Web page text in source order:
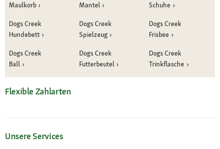
Maulkorb
Mantel
Schuhe
Dogs Creek
Hundebett
Dogs Creek
Spielzeug
Dogs Creek
Frisbee
Dogs Creek
Ball
Dogs Creek
Futterbeutel
Dogs Creek
Trinkflasche
Flexible Zahlarten
Unsere Services